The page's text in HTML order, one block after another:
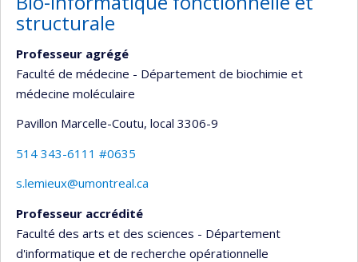
structurale
Professeur agrégé
Faculté de médecine - Département de biochimie et
médecine moléculaire
Pavillon Marcelle-Coutu, local 3306-9
514 343-6111 #0635
s.lemieux@umontreal.ca
Professeur accrédité
Faculté des arts et des sciences - Département
d'informatique et de recherche opérationnelle